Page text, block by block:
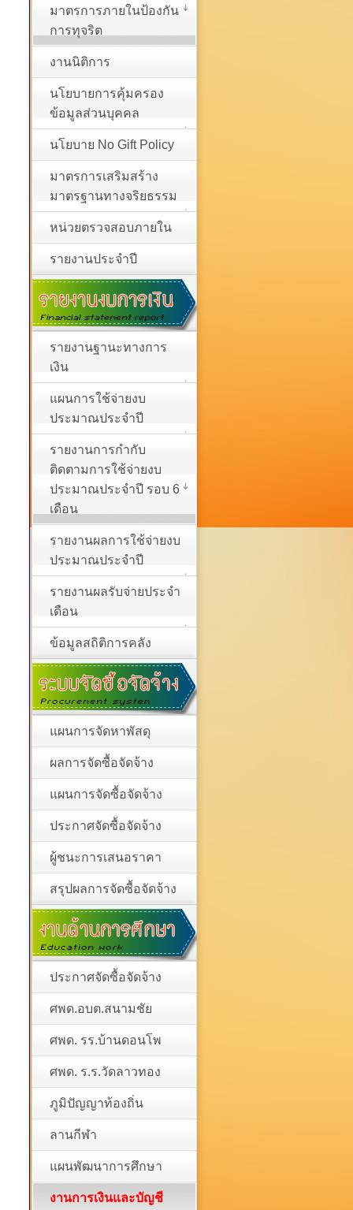
มาตรการภายในป้องกัน
การทุจริต
งานนิติการ
นโยบายการคุ้มครอง
ข้อมูลส่วนบุคคล
นโยบาย No Gift Policy
มาตรการเสริมสร้าง
มาตรฐานทางจริยธรรม
หน่วยตรวจสอบภายใน
รายงานประจำปี
รายงานฐานะทางการ
เงิน
แผนการใช้จ่ายงบ
ประมาณประจำปี
รายงานการกำกับ
ติดตามการใช้จ่ายงบ
ประมาณประจำปี รอบ 6
เดือน
รายงานผลการใช้จ่ายงบ
ประมาณประจำปี
รายงานผลรับจ่ายประจำ
เดือน
ข้อมูลสถิติการคลัง
แผนการจัดหาพัสดุ
ผลการจัดซื้อจัดจ้าง
แผนการจัดซื้อจัดจ้าง
ประกาศจัดซื้อจัดจ้าง
ผู้ชนะการเสนอราคา
สรุปผลการจัดซื้อจัดจ้าง
ประกาศจัดซื้อจัดจ้าง
ศพด.อบต.สนามชัย
ศพด. รร.บ้านดอนโพ
ศพด. ร.ร.วัดลาวทอง
ภูมิปัญญาท้องถิ่น
ลานกีฬา
แผนพัฒนาการศึกษา
งานการเงินและบัญชี